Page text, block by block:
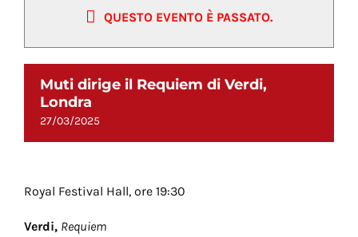
QUESTO EVENTO È PASSATO.
Muti dirige il Requiem di Verdi,
Londra
27/03/2025
Royal Festival Hall, ore 19:30
Verdi, Requiem